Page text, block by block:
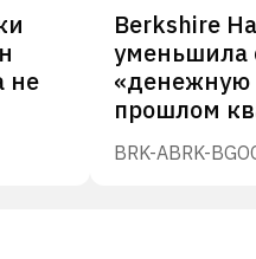
не
Berkshire
уменьшила
«денежную
прошлом
BRK-ABRK-B